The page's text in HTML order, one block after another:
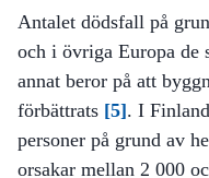
Antalet dödsfall på
och i övriga Europa de
annat beror på att
förbättrats [5]. I
personer på grund av
orsakar mellan 2 000